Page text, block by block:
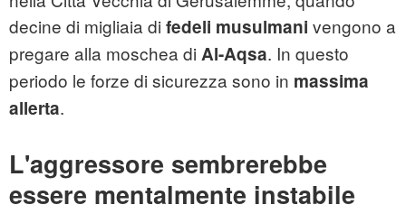
decine di migliaia di fedeli musulmani vengono a
pregare alla moschea di Al-Aqsa. In questo
periodo le forze di sicurezza sono in massima
allerta.
L'aggressore sembrerebbe
essere mentalmente instabile